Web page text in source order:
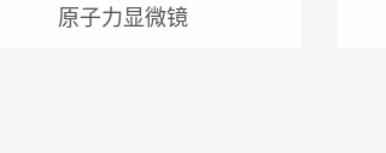
原子力显微镜